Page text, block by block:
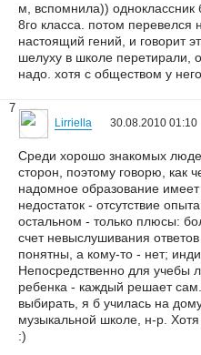
м, вспомнила))
8го класса. потом
настоящий гений, и говорит
шелуху в школе перетирали,
надо. хотя с обществом у
7
Lirriella 30.08.2010 01:10
Среди хорошо знакомых
сторон, поэтому говорю, как
надомное образование
недостаток - отсутствие
остальном - только плюсы:
счет невыслушивания
понятны, а кому-то - нет;
Непосредственно для учебы
ребенка - каждый решает
выбирать, я б училась на
музыкальной школе, н-р.
:)